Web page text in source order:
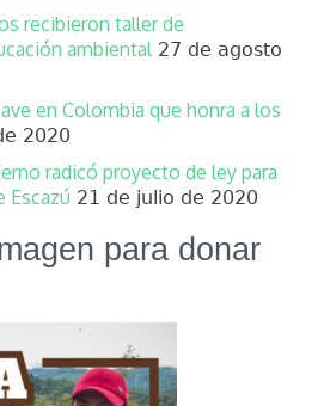
recibieron taller de
ambiental 27 de agosto
en Colombia que honra a los
2020
radicó proyecto de ley para
Escazú 21 de julio de 2020
para donar